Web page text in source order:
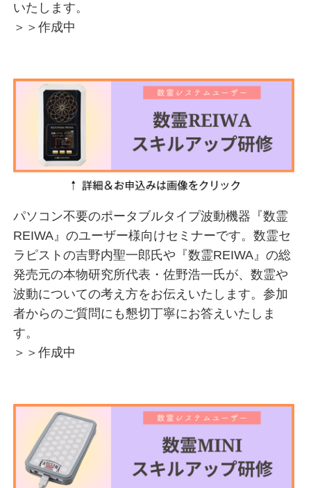
いたします。
＞＞作成中
パソコン不要のポータブルタイプ波動機器『数霊
REIWA』のユーザー様向けセミナーです。数霊セ
ラピストの吉野内聖一郎氏や『数霊REIWA』の総
発売元の本物研究所代表・佐野浩一氏が、数霊や
波動についての考え方をお伝えいたします。参加
者からのご質問にも懇切丁寧にお答えいたしま
す。
＞＞作成中